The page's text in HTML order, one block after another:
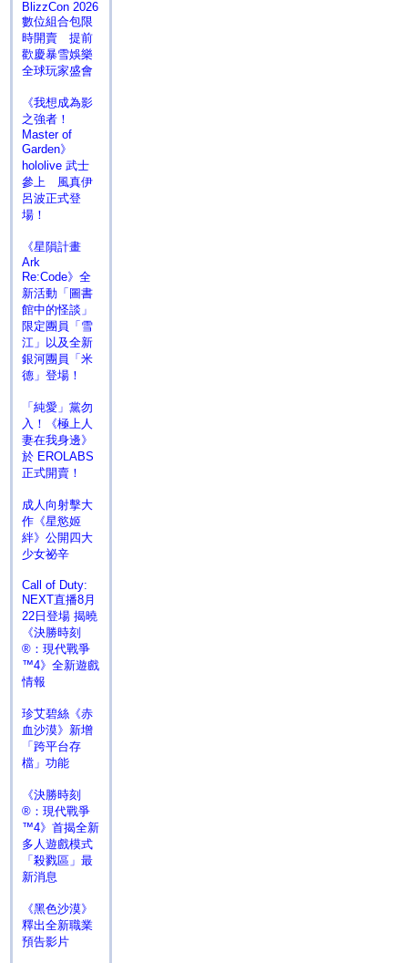
BlizzCon 2026
數位組合包限
時開賣 提前
歡慶暴雪娛樂
全球玩家盛會
《我想成為影
之強者！
Master of
Garden》
hololive 武士
參上 風真伊
呂波正式登
場！
《星隕計畫
Ark
Re:Code》全
新活動「圖書
館中的怪談」
限定團員「雪
江」以及全新
銀河團員「米
德」登場！
「純愛」黨勿
入！《極上人
妻在我身邊》
於 EROLABS
正式開賣！
成人向射擊大
作《星慾姬
絆》公開四大
少女祕辛
Call of Duty:
NEXT直播8月
22日登場 揭曉
《決勝時刻
®：現代戰爭
™4》全新遊戲
情報
珍艾碧絲《赤
血沙漠》新增
「跨平台存
檔」功能
《決勝時刻
®：現代戰爭
™4》首揭全新
多人遊戲模式
「殺戮區」最
新消息
《黑色沙漠》
釋出全新職業
預告影片